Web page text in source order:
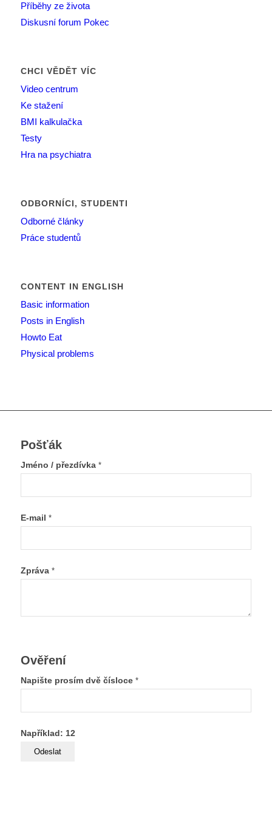
Příběhy ze života
Diskusní forum Pokec
CHCI VĚDĚT VÍC
Video centrum
Ke stažení
BMI kalkulačka
Testy
Hra na psychiatra
ODBORNÍCI, STUDENTI
Odborné články
Práce studentů
CONTENT IN ENGLISH
Basic information
Posts in English
Howto Eat
Physical problems
Pošťák
Jméno / přezdívka *
E-mail *
Zpráva *
Ověření
Napište prosím dvě čísloce *
Například: 12